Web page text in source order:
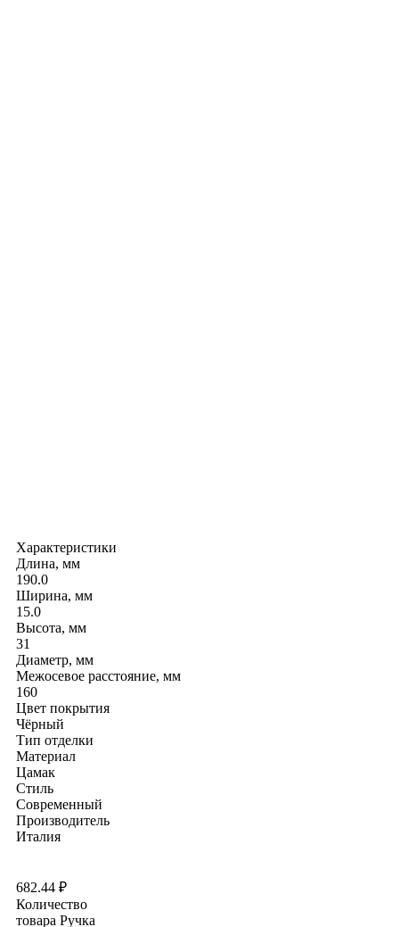
Характеристики
Длина, мм
190.0
Ширина, мм
15.0
Высота, мм
31
Диаметр, мм
Межосевое расстояние, мм
160
Цвет покрытия
Чёрный
Тип отделки
Материал
Цамак
Стиль
Современный
Производитель
Италия
682.44 ₽
Количество
товара Ручка